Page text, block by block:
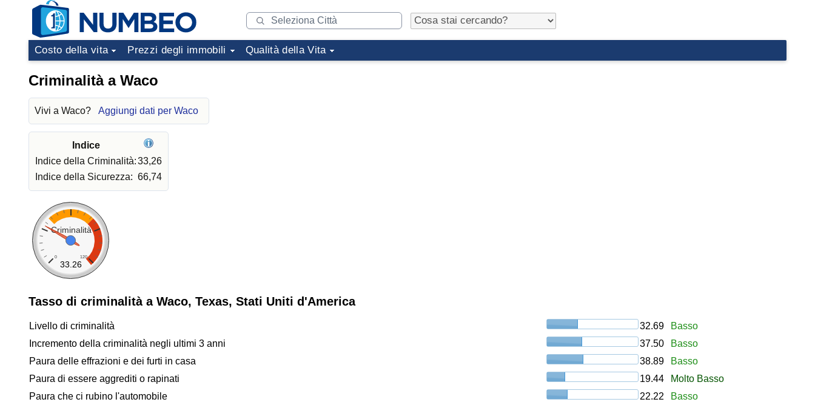
Costo della vita Prezzi degli immobili Qualità della Vita
Criminalità a Waco
Vivi a Waco? Aggiungi dati per Waco
Indice
Indice della Criminalità:33,26
Indice della Sicurezza: 66,74
Criminalità
0 120
33.26
Tasso di criminalità a Waco, Texas, Stati Uniti d'America
Livello di criminalità 32.69
Basso
Incremento della criminalità negli ultimi 3 anni
37.50
Basso
Paura delle effrazioni e dei furti in casa
38.89
Basso
Paura di essere aggrediti o rapinati
19.44
Molto Basso
Paura che ci rubino l'automobile
22.22
Basso